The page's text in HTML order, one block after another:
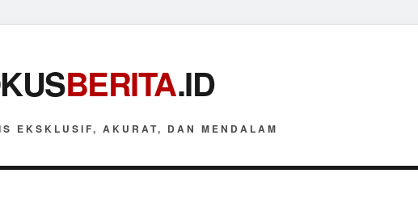
BERITA.ID
EKSKLUSIF, AKURAT, DAN MENDALAM